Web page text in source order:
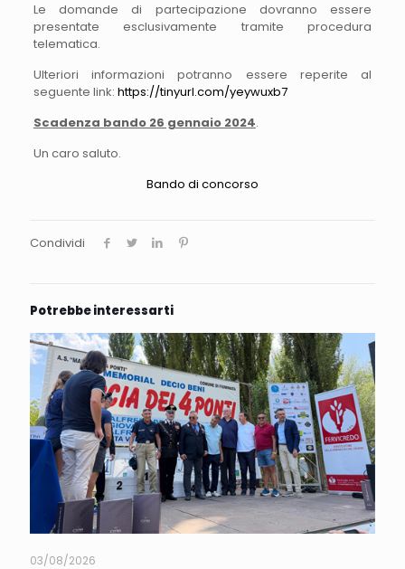
Le domande di partecipazione dovranno essere
presentate esclusivamente tramite procedura
telematica.
Ulteriori informazioni potranno essere reperite al
seguente link: https://tinyurl.com/yeywuxb7
Scadenza bando 26 gennaio 2024.
Un caro saluto.
Bando di concorso
Condividi
Potrebbe interessarti
03/08/2026